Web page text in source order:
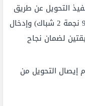
التحويل عن طريق
إدخال كود فوري #2*900* (نجمة 900 نجمة 2 شباك) وإدخال
لضمان نجاح
إيصال التحويل من